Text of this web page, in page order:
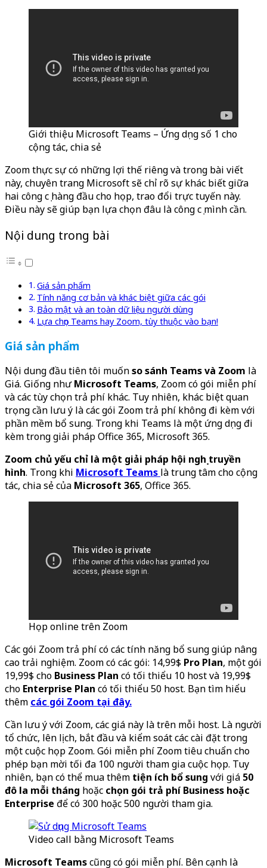
Giới thiệu Microsoft Teams – Ứng dụng số 1 cho
cộng tác, chia sẻ
Zoom thực sự có những lợi thế riêng và trong bài viết
này, chuyên trang Microsoft sẽ chỉ rõ sự khác biết giữa
hai công cụ hàng đầu cho họp, trao đổi trực tuyến này.
Điều này sẽ giúp bạn lựa chọn đâu là công cụ mình cần.
Nội dung trong bài
Giá sản phẩm
Tính năng cơ bản và khác biệt giữa các gói
Bảo mật và an toàn dữ liệu người dùng
Lựa chọn Teams hay Zoom, tùy thuộc vào bạn!
Giá sản phẩm
Nội dung đầu tiên tôi muốnso sánh Teams và Zoom là
Giá. Giống nhưMicrosoft Teams, Zoom có ​​gói miễn phí
và các tùy chọn trả phí khác. Tuy nhiên, khác biệt quan
trọng cần lưu ý là các gói Zoom trả phí không đi kèm với
phần mềm bổ sung. Trong khi Teams là một ứng dụng đi
kèm trong giải pháp Office 365, Microsoft 365.
Zoom chủ yếu chỉ là một giải pháp hội nghị truyền
hình. Trong khi Microsoft Teams là trung tâm cho cộng
tác, chia sẻ của Microsoft 365, Office 365.
Họp online trên Zoom
Các gói Zoom trả phí có các tính năng bổ sung giúp nâng
cao trải nghiệm. Zoom có các gói: 14,99$ Pro Plan, một gói
19,99$ cho Business Plan có tối thiểu 10 host và 19,99$
cho Enterprise Plan có tối thiểu 50 host. Bạn tìm hiểu
thêm các gói Zoom tại đây.
Cần lưu ý với Zoom, các giá này là trên mỗi host. Là người
tổ chức, lên lịch, bắt đầu và kiểm soát các cài đặt trong
một cuộc họp Zoom. Gói miễn phí Zoom tiêu chuẩn cho
phép bạn mời tối đa 100 người tham gia cuộc họp. Tuy
nhiên, bạn có thể mua thêm tiện ích bổ sung với giá 50
đô la mỗi tháng hoặc chọn gói trả phí Business hoặc
Enterprise để có 300 hoặc 500 người tham gia.
Video call bằng Microsoft Teams
Microsoft Teamscũng có gói miễn phí. Bên cạnh là